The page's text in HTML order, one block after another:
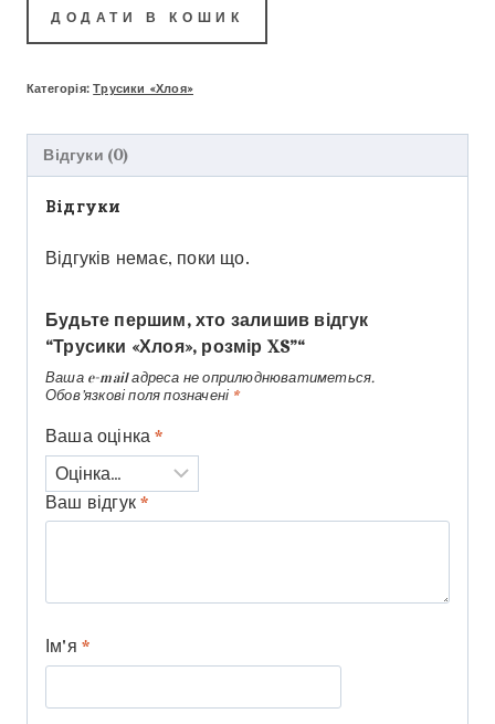
ДОДАТИ В КОШИК
Категорія:Трусики «Хлоя»
Відгуки (0)
Відгуки
Відгуків немає, поки що.
Будьте першим, хто залишив відгук
“Трусики «Хлоя», розмір XS”“
Ваша e-mail адреса не оприлюднюватиметься.
Обов’язкові поля позначені *
Ваша оцінка*
Ваш відгук*
Ім'я *